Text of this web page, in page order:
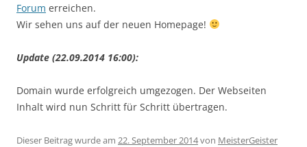
Forum erreichen.
Wir sehen uns auf der neuen Homepage!
Update (22.09.2014 16:00):
Domain wurde erfolgreich umgezogen. Der Webseiten
Inhalt wird nun Schritt für Schritt übertragen.
Dieser Beitrag wurde am 22. September 2014von MeisterGeister